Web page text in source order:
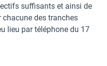
suffisants et ainsi de
chacune des tranches
lieu par téléphone du 17